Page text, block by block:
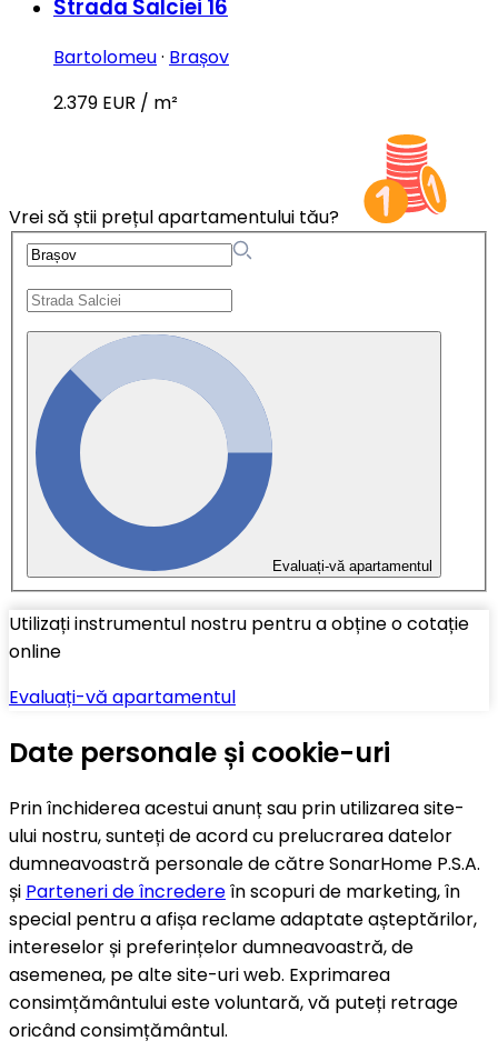
Strada Salciei 16
Bartolomeu· Brașov
2.379 EUR / m²
Vrei să știi prețul apartamentului tău?
Evaluați-vă apartamentul
Utilizați instrumentul nostru pentru a obține o cotație
online
Evaluați-vă apartamentul
Date personale și cookie-uri
Prin închiderea acestui anunț sau prin utilizarea site-
ului nostru, sunteți de acord cu prelucrarea datelor
dumneavoastră personale de către SonarHome P.S.A.
și Parteneri de încredereîn scopuri de marketing, în
special pentru a afișa reclame adaptate așteptărilor,
intereselor și preferințelor dumneavoastră, de
asemenea, pe alte site-uri web. Exprimarea
consimțământului este voluntară, vă puteți retrage
oricând consimțământul.